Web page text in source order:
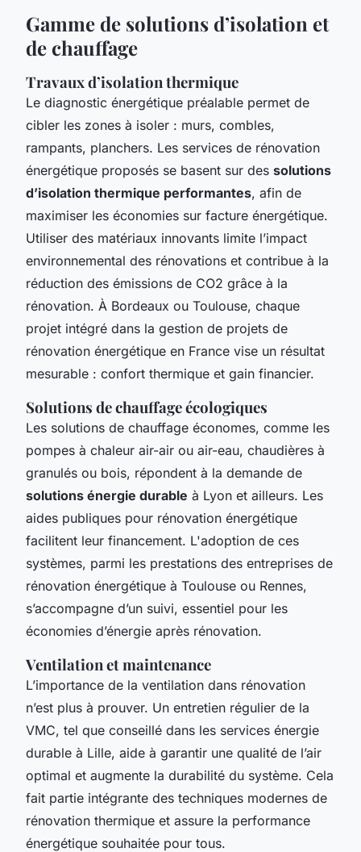
Gamme de solutions d’isolation et
de chauffage
Travaux d’isolation thermique
Le diagnostic énergétique préalable permet de
cibler les zones à isoler : murs, combles,
rampants, planchers. Les services de rénovation
énergétique proposés se basent sur des solutions
d’isolation thermique performantes, afin de
maximiser les économies sur facture énergétique.
Utiliser des matériaux innovants limite l’impact
environnemental des rénovations et contribue à la
réduction des émissions de CO2 grâce à la
rénovation. À Bordeaux ou Toulouse, chaque
projet intégré dans la gestion de projets de
rénovation énergétique en France vise un résultat
mesurable : confort thermique et gain financier.
Solutions de chauffage écologiques
Les solutions de chauffage économes, comme les
pompes à chaleur air-air ou air-eau, chaudières à
granulés ou bois, répondent à la demande de
solutions énergie durable à Lyon et ailleurs. Les
aides publiques pour rénovation énergétique
facilitent leur financement. L'adoption de ces
systèmes, parmi les prestations des entreprises de
rénovation énergétique à Toulouse ou Rennes,
s’accompagne d’un suivi, essentiel pour les
économies d’énergie après rénovation.
Ventilation et maintenance
L’importance de la ventilation dans rénovation
n’est plus à prouver. Un entretien régulier de la
VMC, tel que conseillé dans les services énergie
durable à Lille, aide à garantir une qualité de l’air
optimal et augmente la durabilité du système. Cela
fait partie intégrante des techniques modernes de
rénovation thermique et assure la performance
énergétique souhaitée pour tous.